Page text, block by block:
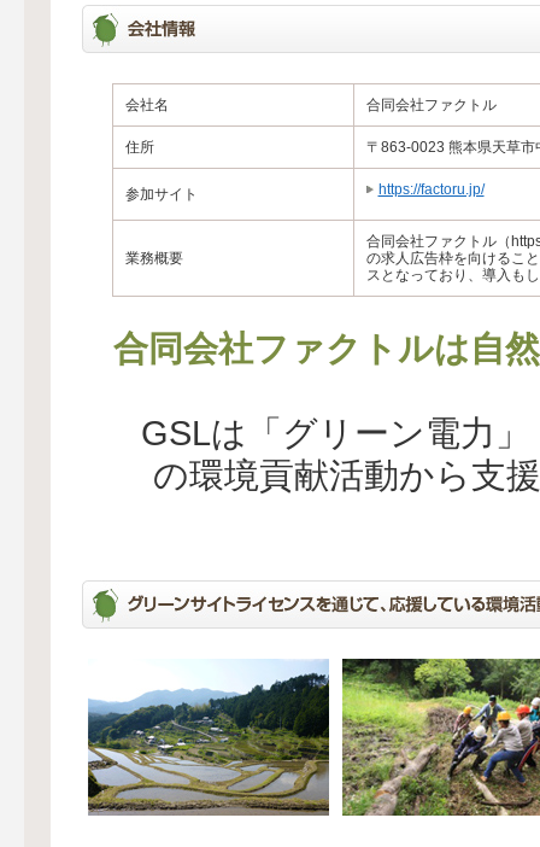
会社名 合同会社ファクトル
住所 〒863-0023 熊本県天草市
参加サイト https://factoru.jp/
業務概要
合同会社ファクトル（
の求人広告枠を向けるこ
スとなっており、導入も
合同会社ファクトルは自
GSLは「グリーン電力
の環境貢献活動から支